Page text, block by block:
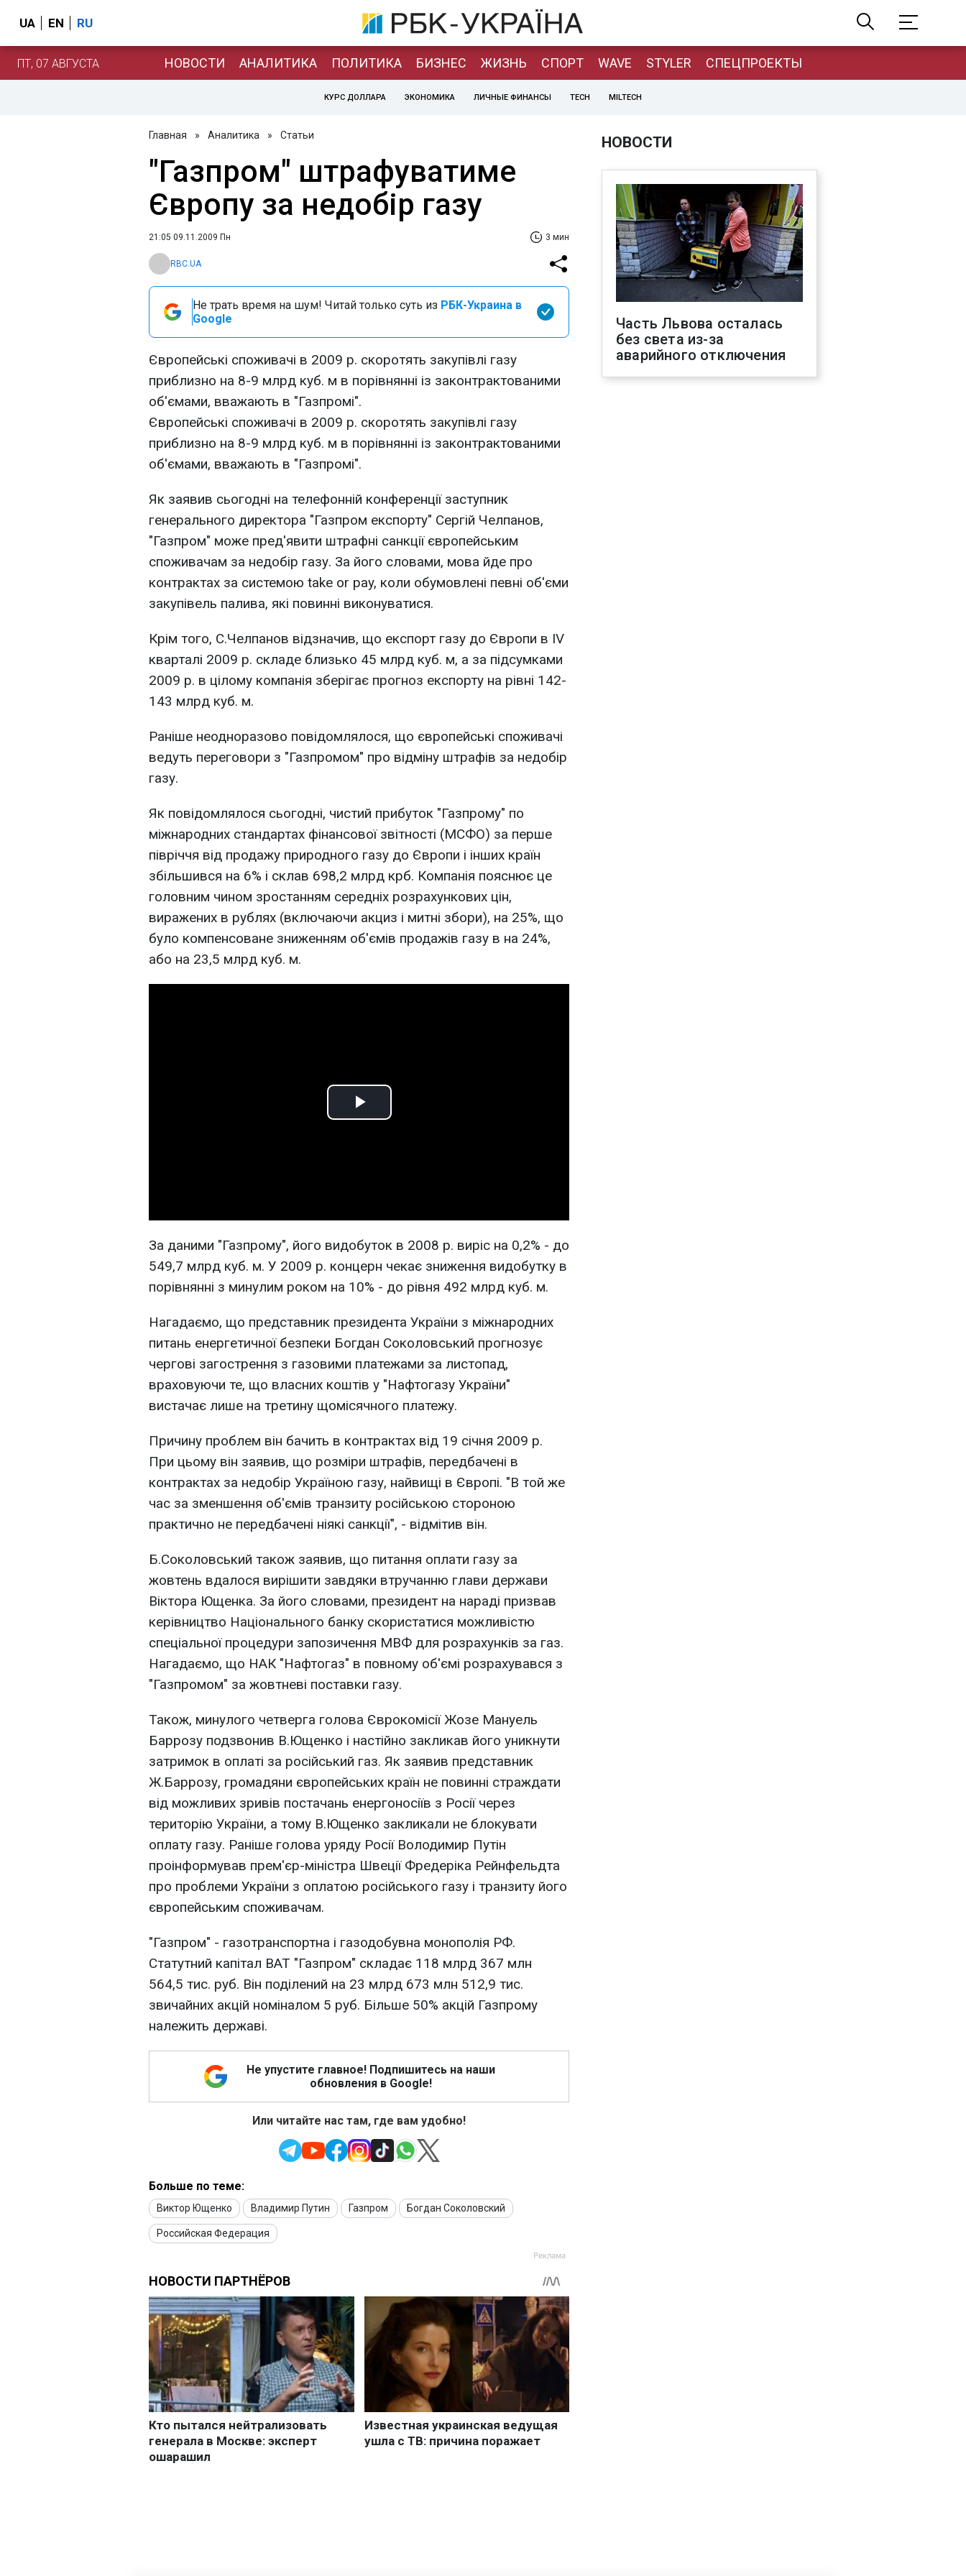
UA EN RU
ПТ, 07 АВГУСТА НОВОСТИ АНАЛИТИКА ПОЛИТИКА БИЗНЕС ЖИЗНЬ СПОРТ WAVE STYLER СПЕЦПРОЕКТЫ
КУРС ДОЛЛАРА ЭКОНОМИКА ЛИЧНЫЕ ФИНАНСЫ TECH MILTECH
Главная » Аналитика » Статьи
"Газпром" штрафуватиме
Європу за недобір газу
21:05 09.11.2009 Пн 3 мин
RBC.UA
Не трать время на шум! Читай только суть из РБК-Украина в
Google
Європейські споживачі в 2009 р. скоротять закупівлі газу
приблизно на 8-9 млрд куб. м в порівнянні із законтрактованими
об'ємами, вважають в "Газпромі".
Європейські споживачі в 2009 р. скоротять закупівлі газу
приблизно на 8-9 млрд куб. м в порівнянні із законтрактованими
об'ємами, вважають в "Газпромі".
Як заявив сьогодні на телефонній конференції заступник
генерального директора "Газпром експорту" Сергій Челпанов,
"Газпром" може пред'явити штрафні санкції європейським
споживачам за недобір газу. За його словами, мова йде про
контрактах за системою take or pay, коли обумовлені певні об'єми
закупівель палива, які повинні виконуватися.
Крім того, С.Челпанов відзначив, що експорт газу до Європи в IV
кварталі 2009 р. складе близько 45 млрд куб. м, а за підсумками
2009 р. в цілому компанія зберігає прогноз експорту на рівні 142-
143 млрд куб. м.
Раніше неодноразово повідомлялося, що європейські споживачі
ведуть переговори з "Газпромом" про відміну штрафів за недобір
газу.
Як повідомлялося сьогодні, чистий прибуток "Газпрому" по
міжнародних стандартах фінансової звітності (МСФО) за перше
півріччя від продажу природного газу до Європи і інших країн
збільшився на 6% і склав 698,2 млрд крб. Компанія пояснює це
головним чином зростанням середніх розрахункових цін,
виражених в рублях (включаючи акциз і митні збори), на 25%, що
було компенсоване зниженням об'ємів продажів газу в на 24%,
або на 23,5 млрд куб. м.
Play
За даними "Газпрому", його видобуток в 2008 р. виріс на 0,2% - до
549,7 млрд куб. м. У 2009 р. концерн чекає зниження видобутку в
порівнянні з минулим роком на 10% - до рівня 492 млрд куб. м.
Нагадаємо, що представник президента України з міжнародних
питань енергетичної безпеки Богдан Соколовський прогнозує
чергові загострення з газовими платежами за листопад,
враховуючи те, що власних коштів у "Нафтогазу України"
вистачає лише на третину щомісячного платежу.
Причину проблем він бачить в контрактах від 19 січня 2009 р.
При цьому він заявив, що розміри штрафів, передбачені в
контрактах за недобір Україною газу, найвищі в Європі. "В той же
час за зменшення об'ємів транзиту російською стороною
практично не передбачені ніякі санкції", - відмітив він.
Б.Соколовський також заявив, що питання оплати газу за
жовтень вдалося вирішити завдяки втручанню глави держави
Віктора Ющенка. За його словами, президент на нараді призвав
керівництво Національного банку скористатися можливістю
спеціальної процедури запозичення МВФ для розрахунків за газ.
Нагадаємо, що НАК "Нафтогаз" в повному об'ємі розрахувався з
"Газпромом" за жовтневі поставки газу.
Також, минулого четверга голова Єврокомісії Жозе Мануель
Баррозу подзвонив В.Ющенко і настійно закликав його уникнути
затримок в оплаті за російський газ. Як заявив представник
Ж.Баррозу, громадяни європейських країн не повинні страждати
від можливих зривів постачань енергоносіїв з Росії через
територію України, а тому В.Ющенко закликали не блокувати
оплату газу. Раніше голова уряду Росії Володимир Путін
проінформував прем'єр-міністра Швеції Фредеріка Рейнфельдта
про проблеми України з оплатою російського газу і транзиту його
європейським споживачам.
"Газпром" - газотранспортна і газодобувна монополія РФ.
Статутний капітал ВАТ "Газпром" складає 118 млрд 367 млн
564,5 тис. руб. Він поділений на 23 млрд 673 млн 512,9 тис.
звичайних акцій номіналом 5 руб. Більше 50% акцій Газпрому
належить державі.
Не упустите главное! Подпишитесь на наши
обновления в Google!
Или читайте нас там, где вам удобно!
Больше по теме:
Виктор Ющенко Владимир Путин Газпром Богдан Соколовский
Российская Федерация
НОВОСТИ
Часть Львова осталась
без света из-за
аварийного отключения